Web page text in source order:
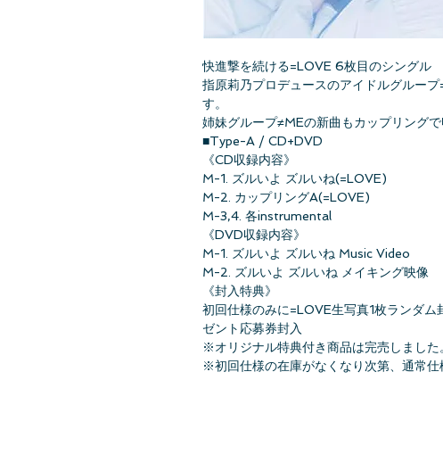
快進撃を続ける=LOVE 6枚目のシングル
指原莉乃プロデュースのアイドルグルー
す。
姉妹グループ≠MEの新曲もカップリングで
■Type-A / CD+DVD
《CD収録内容》
M-1. ズルいよ ズルいね(=LOVE)
M-2. カップリングA(=LOVE)
M-3,4. 各instrumental
《DVD収録内容》
M-1. ズルいよ ズルいね Music Video
M-2. ズルいよ ズルいね メイキング映像
《封入特典》
初回仕様のみに=LOVE生写真1枚ランダ
ゼント応募券封入
※オリジナル特典付き商品は完売しました
※初回仕様の在庫がなくなり次第、通常仕